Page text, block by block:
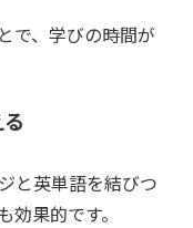
で、学びの時間が
と英単語を結びつ
効果的です。